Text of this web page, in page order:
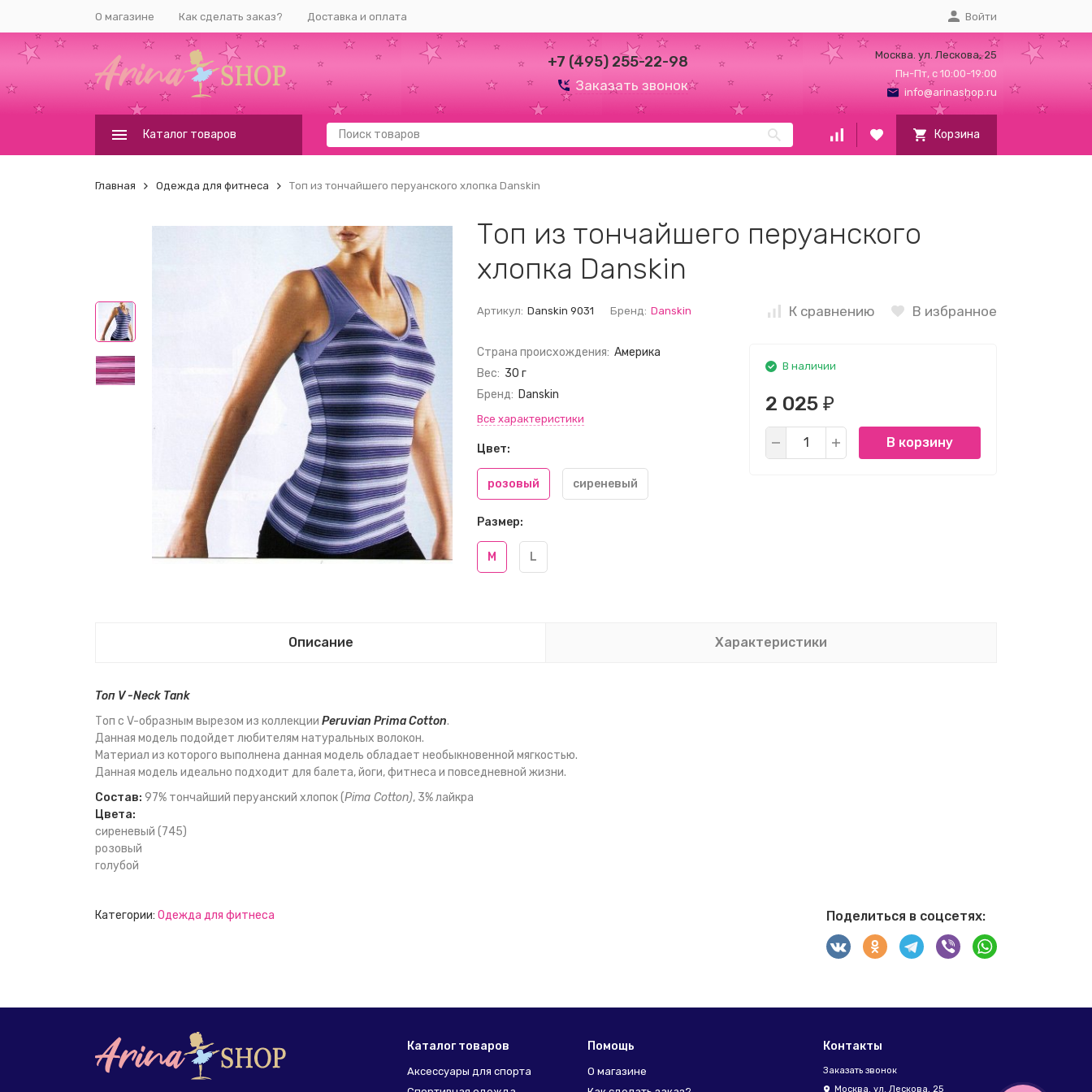
О магазине Как сделать заказ? Доставка и оплата Войти
+7 (495) 255-22-98
Заказать звонок
Москва. ул. Лескова, 25
Пн-Пт, с 10:00-19:00
info@arinashop.ru
Каталог товаров Корзина
Главная Одежда для фитнеса Топ из тончайшего перуанского хлопка Danskin
Топ из тончайшего перуанского
хлопка Danskin
Артикул: Danskin 9031 Бренд: Danskin К сравнению В избранное
Страна происхождения: Америка
Вес: 30 г
Бренд: Danskin
Все характеристики
Цвет:
розовый сиреневый
Размер:
M L
В наличии
2 025 ₽
В корзину
Описание Характеристики
Топ V -Neck Tank
Топ с V-образным вырезом из коллекции Peruvian Prima Cotton.
Данная модель подойдет любителям натуральных волокон.
Материал из которого выполнена данная модель обладает необыкновенной мягкостью.
Данная модель идеально подходит для балета, йоги, фитнеса и повседневной жизни.
Состав: 97% тончайший перуанский хлопок (Pima Cotton), 3% лайкра
Цвета:
сиреневый (745)
розовый
голубой
Категории: Одежда для фитнеса Поделиться в соцсетях:
Каталог товаров
Аксессуары для спорта
Помощь
О магазине
Контакты
Заказать звонок
Москва. ул. Лескова, 25